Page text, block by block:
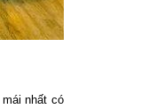
nhất có